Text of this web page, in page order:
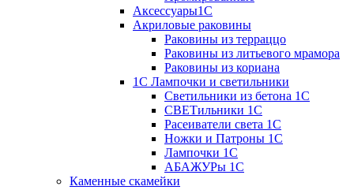
Аксессуары1С
Акриловые раковины
Раковины из терраццо
Раковины из литьевого мрамора
Раковины из кориана
1С Лампочки и светильники
Светильники из бетона 1С
СВЕТильники 1С
Расеиватели света 1С
Ножки и Патроны 1С
Лампочки 1С
АБАЖУРы 1С
Каменные скамейки